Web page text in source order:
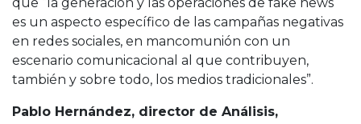
es un aspecto específico de las campañas negativas
en redes sociales, en mancomunión con un
escenario comunicacional al que contribuyen,
también y sobre todo, los medios tradicionales”.
Pablo Hernández, director de Análisis,